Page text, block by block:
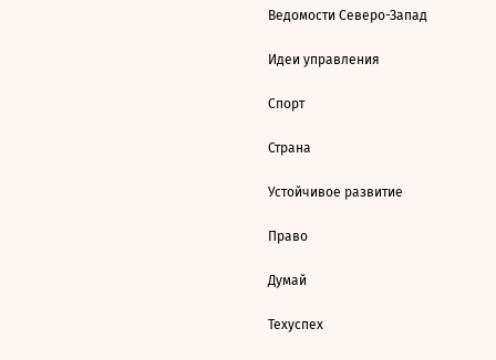
Ведомости Северо-Запад
Идеи управления
Спорт
Страна
Устойчивое развитие
Право
Думай
Техуспех